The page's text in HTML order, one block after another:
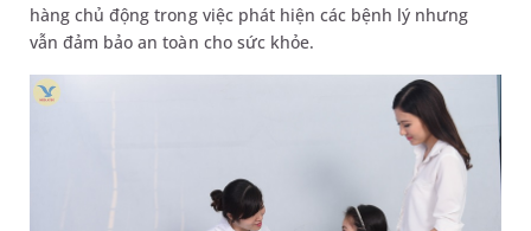
hàng chủ động trong việc phát hiện các bệnh lý nhưng
vẫn đảm bảo an toàn cho sức khỏe.